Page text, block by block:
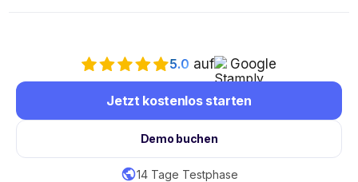
5.0 auf Google
Jetzt kostenlos starten
Demo buchen
14 Tage Testphase